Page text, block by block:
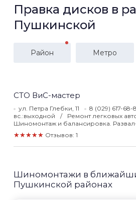
Правка дисков в
Пушкинской
Район Метро
СТО ВиС-мастер
ул. Петра Глебки, 11 8 (029) 617-68-
вс.:выходной
Ремонт легковых
Шиномонтаж и балансировка.
★★★★★ Отзывов: 1
Шиномонтажи в
Пушкинской районах